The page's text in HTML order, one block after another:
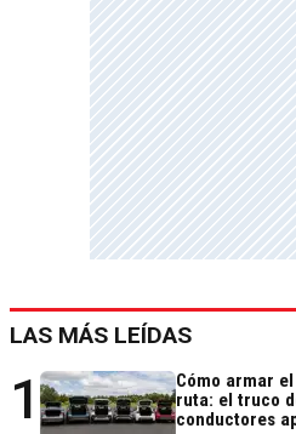
LAS MÁS LEÍDAS
1
Cómo armar
ruta: el truco
conductores